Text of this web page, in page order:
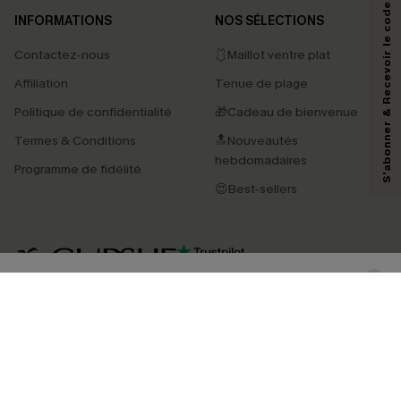
INFORMATIONS
Contactez-nous
Affiliation
Politique de confidentialité
Termes & Conditions
Programme de fidélité
NOS SÉLECTIONS
🩱Maillot ventre plat
Tenue de plage
🎁Cadeau de bienvenue
🔝Nouveautés
hebdomadaires
😍Best-sellers
4.4
marketing (y compris du contenu généré par l'IA) de Cupshe et
pouvons utiliser les données collectées sur notre site ainsi que des
savoir si ceux-ci ont été ouverts, de mesurer votre engagement, de
personnaliser nos contenus et nos offres, et de vous recommander des
produits susceptibles de vous intéresser, conformément à notre
Politique de
. Vous pouvez vous désabonner à tout moment.
S'abonner & Recevoir le code